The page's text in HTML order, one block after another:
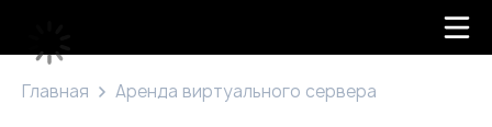
Главная Аренда виртуального сервера